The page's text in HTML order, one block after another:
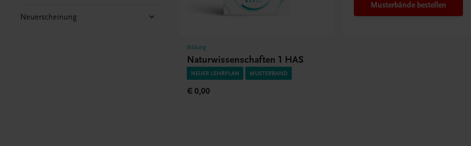
Neuerscheinung
Bildung
Naturwissenschaften 1 HAS
NEUER LEHRPLAN MUSTERBAND
€ 0,00
Musterbände bestellen